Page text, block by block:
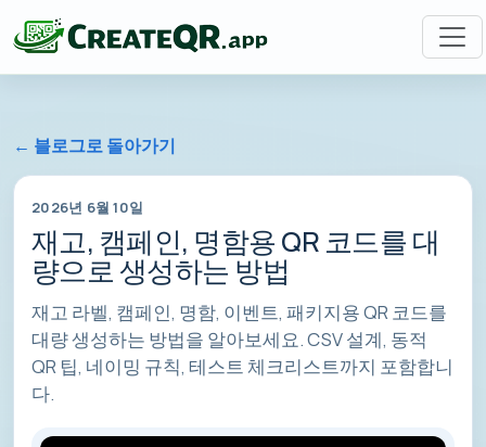
← 블로그로 돌아가기
2026년 6월 10일
재고, 캠페인, 명함용 QR 코드를 대
량으로 생성하는 방법
재고 라벨, 캠페인, 명함, 이벤트, 패키지용 QR 코드를
대량 생성하는 방법을 알아보세요. CSV 설계, 동적
QR 팁, 네이밍 규칙, 테스트 체크리스트까지 포함합니
다.